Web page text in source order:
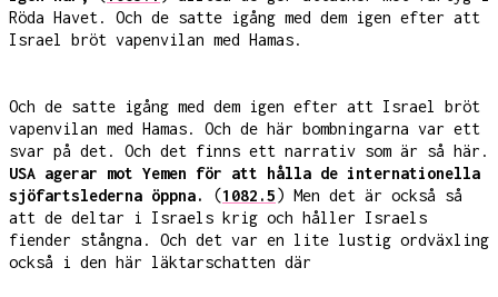
Röda Havet. Och de satte igång med dem igen efter att
Israel bröt vapenvilan med Hamas.
Och de satte igång med dem igen efter att Israel bröt
vapenvilan med Hamas. Och de här bombningarna var ett
svar på det. Och det finns ett narrativ som är så här.
USA agerar mot Yemen för att hålla de internationella
sjöfartslederna öppna.
(1082.5) Men det är också så
att de deltar i Israels krig och håller Israels
fiender stångna. Och det var en lite lustig ordväxling
också i den här läktarschatten där